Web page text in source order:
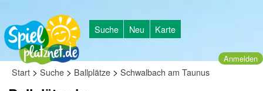
Suche Neu Karte
Anmelden
Start > Suche > Ballplätze > Schwalbach am Taunus